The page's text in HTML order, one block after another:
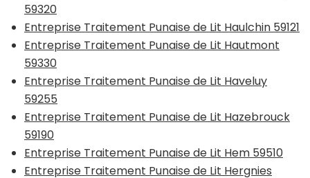
59320
Entreprise Traitement Punaise de Lit Haulchin 59121
Entreprise Traitement Punaise de Lit Hautmont
59330
Entreprise Traitement Punaise de Lit Haveluy
59255
Entreprise Traitement Punaise de Lit Hazebrouck
59190
Entreprise Traitement Punaise de Lit Hem 59510
Entreprise Traitement Punaise de Lit Hergnies